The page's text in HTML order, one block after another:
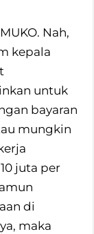
Nah,
kepala
untuk
bayaran
mungkin
juta per
di
maka